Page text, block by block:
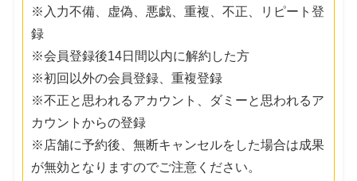
※入力不備、虚偽、悪戯、重複、不正、リピート登
録
※会員登録後14日間以内に解約した方
※初回以外の会員登録、重複登録
※不正と思われるアカウント、ダミーと思われるア
カウントからの登録
※店舗に予約後、無断キャンセルをした場合は成果
が無効となりますのでご注意ください。